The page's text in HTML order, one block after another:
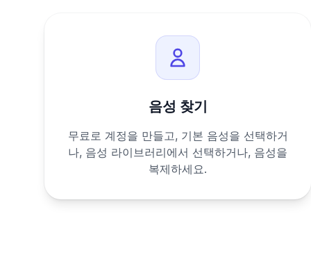
음성 찾기
무료로 계정을 만들고, 기본 음성을 선택하거
나, 음성 라이브러리에서 선택하거나, 음성을
복제하세요.